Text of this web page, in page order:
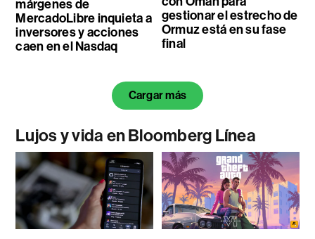
márgenes de
MercadoLibre inquieta a
inversores y acciones
caen en el Nasdaq
gestionar el estrecho de
Ormuz está en su fase
final
Cargar más
Lujos y vida en Bloomberg Línea